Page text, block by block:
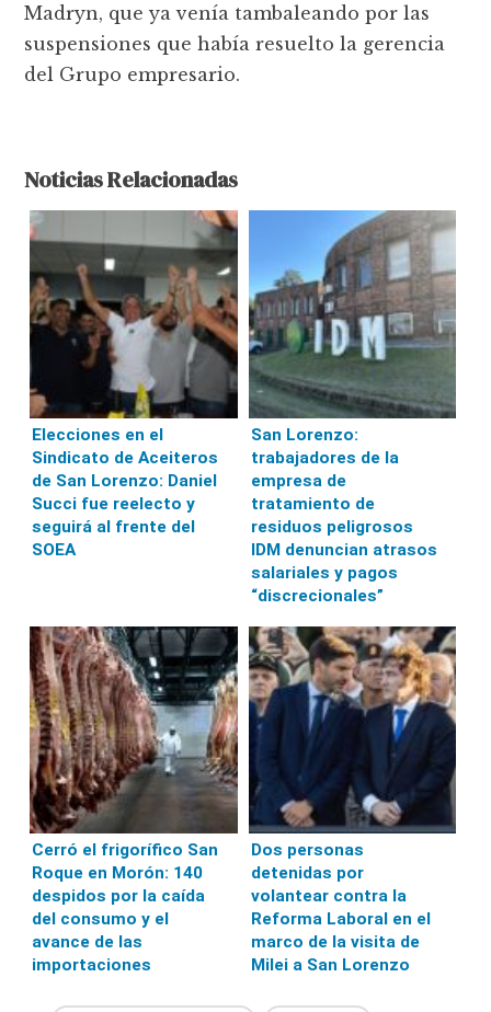
Madryn, que ya venía tambaleando por las
suspensiones que había resuelto la gerencia
del Grupo empresario.
Noticias Relacionadas
Elecciones en el
Sindicato de Aceiteros
de San Lorenzo: Daniel
Succi fue reelecto y
seguirá al frente del
SOEA
San Lorenzo:
trabajadores de la
empresa de
tratamiento de
residuos peligrosos
IDM denuncian atrasos
salariales y pagos
“discrecionales”
Cerró el frigorífico San
Roque en Morón: 140
despidos por la caída
del consumo y el
avance de las
importaciones
Dos personas
detenidas por
volantear contra la
Reforma Laboral en el
marco de la visita de
Milei a San Lorenzo